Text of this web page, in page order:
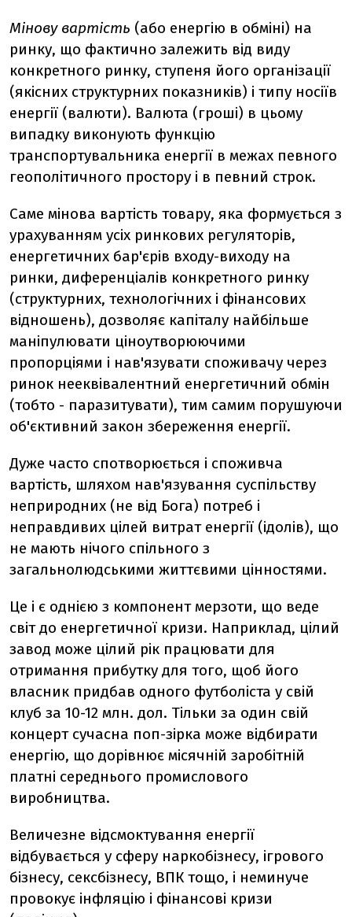
Мінову вартість (або енергію в обміні) на
ринку, що фактично залежить від виду
конкретного ринку, ступеня його організації
(якісних структурних показників) і типу носіїв
енергії (валюти). Валюта (гроші) в цьому
випадку виконують функцію
транспортувальника енергії в межах певного
геополітичного простору і в певний строк.
Саме мінова вартість товару, яка формується з
урахуванням усіх ринкових регуляторів,
енергетичних бар'єрів входу-виходу на
ринки, диференціалів конкретного ринку
(структурних, технологічних і фінансових
відношень), дозволяє капіталу найбільше
маніпулювати ціноутворюючими
пропорціями і нав'язувати споживачу через
ринок нееквівалентний енергетичний обмін
(тобто - паразитувати), тим самим порушуючи
об'єктивний закон збереження енергії.
Дуже часто спотворюється і споживча
вартість, шляхом нав'язування суспільству
неприродних (не від Бога) потреб і
неправдивих цілей витрат енергії (ідолів), що
не мають нічого спільного з
загальнолюдськими життєвими цінностями.
Це і є однією з компонент мерзоти, що веде
світ до енергетичної кризи. Наприклад, цілий
завод може цілий рік працювати для
отримання прибутку для того, щоб його
власник придбав одного футболіста у свій
клуб за 10-12 млн. дол. Тільки за один свій
концерт сучасна поп-зірка може відбирати
енергію, що дорівнює місячній заробітній
платні середнього промислового
виробництва.
Величезне відсмоктування енергії
відбувається у сферу наркобізнесу, ігрового
бізнесу, сексбізнесу, ВПК тощо, і неминуче
провокує інфляцію і фінансові кризи